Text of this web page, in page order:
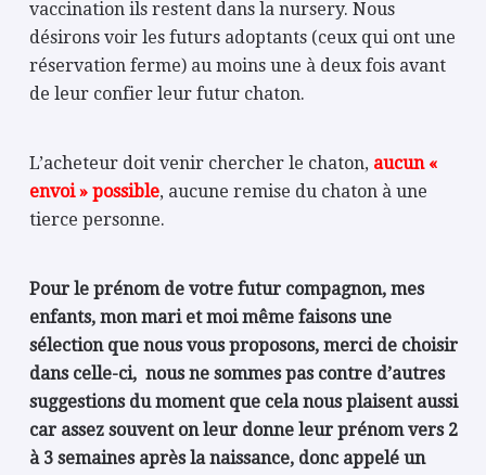
vaccination ils restent dans la nursery. Nous
désirons voir les futurs adoptants (ceux qui ont une
réservation ferme) au moins une à deux fois avant
de leur confier leur futur chaton.
L’acheteur doit venir chercher le chaton, aucun «
envoi » possible, aucune remise du chaton à une
tierce personne.
Pour le prénom de votre futur compagnon, mes
enfants, mon mari et moi même faisons une
sélection que nous vous proposons, merci de choisir
dans celle-ci, nous ne sommes pas contre d’autres
suggestions du moment que cela nous plaisent aussi
car assez souvent on leur donne leur prénom vers 2
à 3 semaines après la naissance, donc appelé un